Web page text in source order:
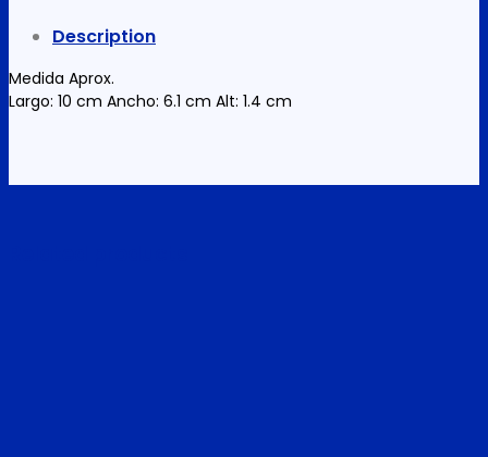
Description
Medida Aprox.
Largo: 10 cm Ancho: 6.1 cm Alt: 1.4 cm